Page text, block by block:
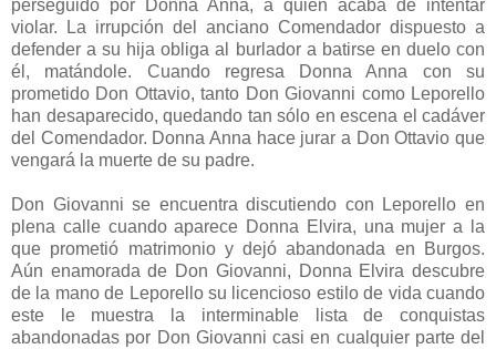
perseguido por Donna Anna, a quien acaba de intentar
violar. La irrupción del anciano Comendador dispuesto a
defender a su hija obliga al burlador a batirse en duelo con
él, matándole. Cuando regresa Donna Anna con su
prometido Don Ottavio, tanto Don Giovanni como Leporello
han desaparecido, quedando tan sólo en escena el cadáver
del Comendador. Donna Anna hace jurar a Don Ottavio que
vengará la muerte de su padre.
Don Giovanni se encuentra discutiendo con Leporello en
plena calle cuando aparece Donna Elvira, una mujer a la
que prometió matrimonio y dejó abandonada en Burgos.
Aún enamorada de Don Giovanni, Donna Elvira descubre
de la mano de Leporello su licencioso estilo de vida cuando
este le muestra la interminable lista de conquistas
abandonadas por Don Giovanni casi en cualquier parte del